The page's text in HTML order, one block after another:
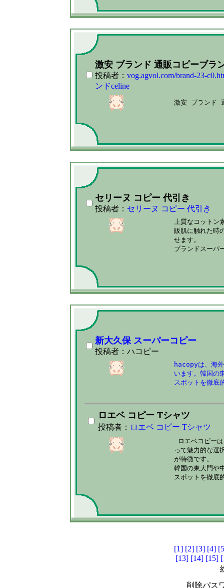
激安 ブランド 通販コピーブラ
投稿者： vog.agvol.com/brand-23-
ンドceline
激安 ブランド
セリーヌ コピー 代引き
投稿者： セリーヌ コピー 代引き
上質なコットン
販肌に触れた時
せます。
ブランドスーパ
新大久保 スーパーコピー
投稿者：ハコピー
hacopyは、海
います。韓国の
スポットを徹底
ロエベ コピー Tシャツ
投稿者： ロエベ コピー Tシャツ
ロエベコピー
って魅力的な選
が特徴です。
韓国の東大門や
スポットを徹底
[1] [2] [3] [4]
[13] [14] [15]
削除パス